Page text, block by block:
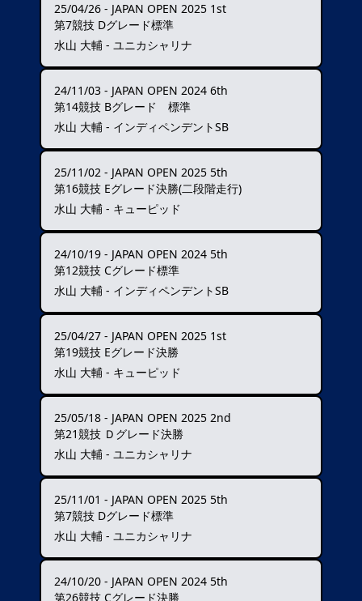
25/04/26 - JAPAN OPEN 2025 1st
第7競技 Dグレード標準
水山 大輔 - ユニカシャリナ
24/11/03 - JAPAN OPEN 2024 6th
第14競技 Bグレード 標準
水山 大輔 - インディペンデントSB
25/11/02 - JAPAN OPEN 2025 5th
第16競技 Eグレード決勝(二段階走行)
水山 大輔 - キューピッド
24/10/19 - JAPAN OPEN 2024 5th
第12競技 Cグレード標準
水山 大輔 - インディペンデントSB
25/04/27 - JAPAN OPEN 2025 1st
第19競技 Eグレード決勝
水山 大輔 - キューピッド
25/05/18 - JAPAN OPEN 2025 2nd
第21競技 Ｄグレード決勝
水山 大輔 - ユニカシャリナ
25/11/01 - JAPAN OPEN 2025 5th
第7競技 Dグレード標準
水山 大輔 - ユニカシャリナ
24/10/20 - JAPAN OPEN 2024 5th
第26競技 Cグレード決勝